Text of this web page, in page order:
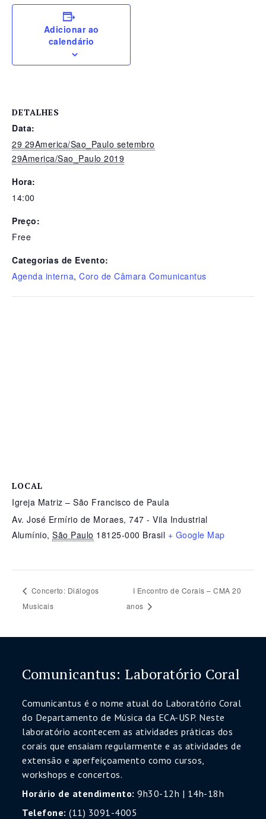
Adicionar ao
calendário
DETALHES
Data:
29 29America/Sao_Paulo setembro
29America/Sao_Paulo 2019
Hora:
14:00
Preço:
Free
Categorias de Evento:
Agenda interna, Coro de Câmara Comunicantus
LOCAL
Igreja Matriz – São Francisco de Paula
Av. José Ermírio de Moraes, 747 - Vila Industrial
Alumínio, São Paulo 18125-000 Brasil + Google Map
Concerto: Diálogos
Musicais
I Encontro de Corais – CMA 20
anos
Comunicantus: Laboratório Coral
Comunicantus é o nome atual do Laboratório Coral
do Departamento de Música da ECA-USP. Neste
laboratório acontecem as atividades práticas dos
corais que ensaiam regularmente e as atividades de
extensão e aperfeiçoamento como cursos,
workshops e concertos.
Horário de atendimento: 9h30-12h | 14h-18h
Telefone: (11) 3091-4005